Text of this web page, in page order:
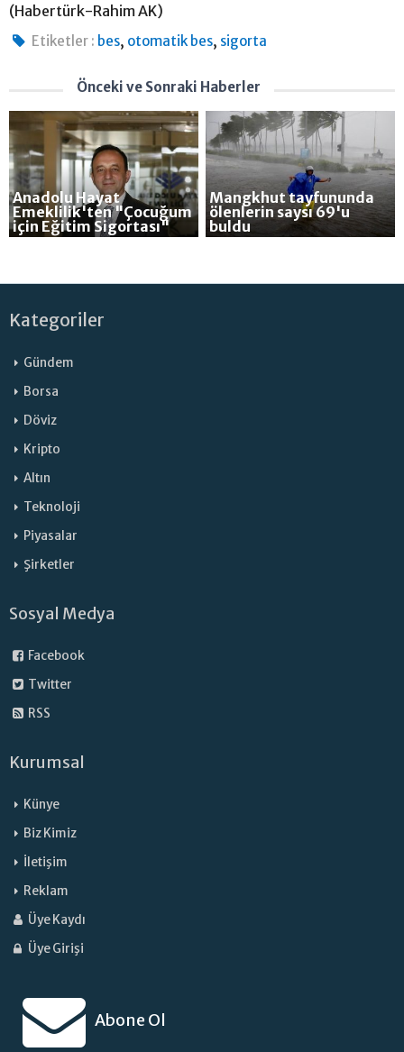
(Habertürk-Rahim AK)
Etiketler : bes, otomatik bes, sigorta
Önceki ve Sonraki Haberler
Anadolu Hayat
Emeklilik'ten "Çocuğum
için Eğitim Sigortası"
Mangkhut tayfununda
ölenlerin saysı 69'u
buldu
Kategoriler
Gündem
Borsa
Döviz
Kripto
Altın
Teknoloji
Piyasalar
Şirketler
Sosyal Medya
Facebook
Twitter
RSS
Kurumsal
Künye
Biz Kimiz
İletişim
Reklam
Üye Kaydı
Üye Girişi
Abone Ol